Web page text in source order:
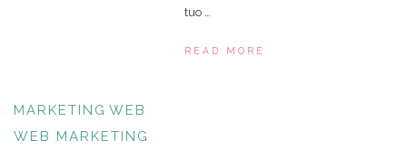
tuo …
READ MORE
MARKETING WEB
WEB MARKETING